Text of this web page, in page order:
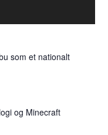
som et nationalt
og Minecraft